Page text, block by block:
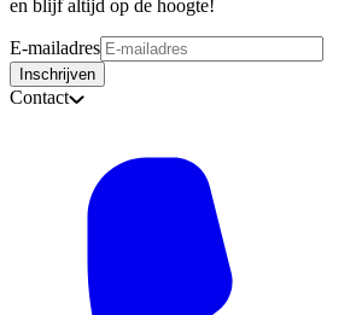
en blijf altijd op de hoogte!
E-mailadres
Inschrijven
Contact